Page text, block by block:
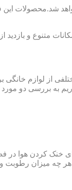
شد.محصولات
متنوع و بازدید
از لوازم خانگی
به بررسی دو مورد
خنک کردن
میزان رطوبت